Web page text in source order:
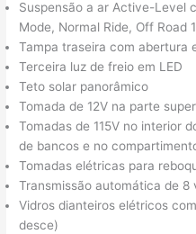
Suspensão a ar Active-Level
Mode, Normal Ride, Off Road
Tampa traseira com abertura
Terceira luz de freio em LED
Teto solar panorâmico
Tomada de 12V na parte
Tomadas de 115V no interior
de bancos e no
Tomadas elétricas para
Transmissão automática de 8
Vidros dianteiros elétricos
desce)